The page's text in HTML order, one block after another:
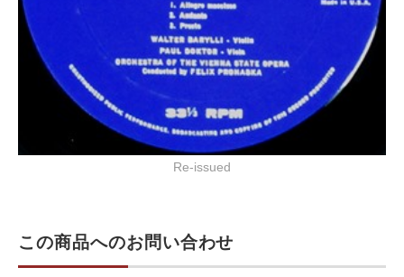
Re-issued
この商品へのお問い合わせ